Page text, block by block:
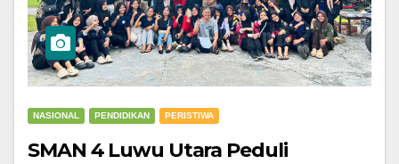
NASIONAL PENDIDIKAN PERISTIWA
SMAN 4 Luwu Utara Peduli